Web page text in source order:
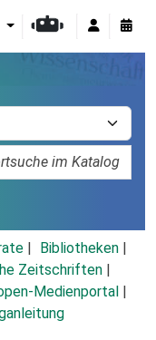
Bibliotheken
Zeitschriften
Medienportal